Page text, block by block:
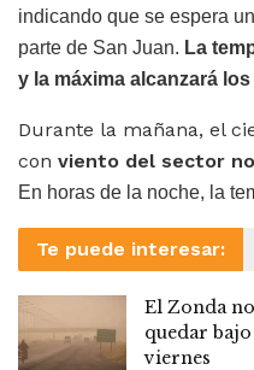
indicando que se espera
parte de San Juan. La
y la máxima alcanzará los
Durante la mañana, el
con viento del sector
En horas de la noche, la
Te puede interesar:
El Zonda
quedar
viernes